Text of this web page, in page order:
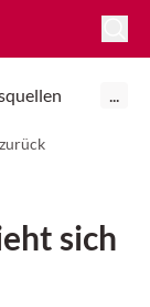
...
sich